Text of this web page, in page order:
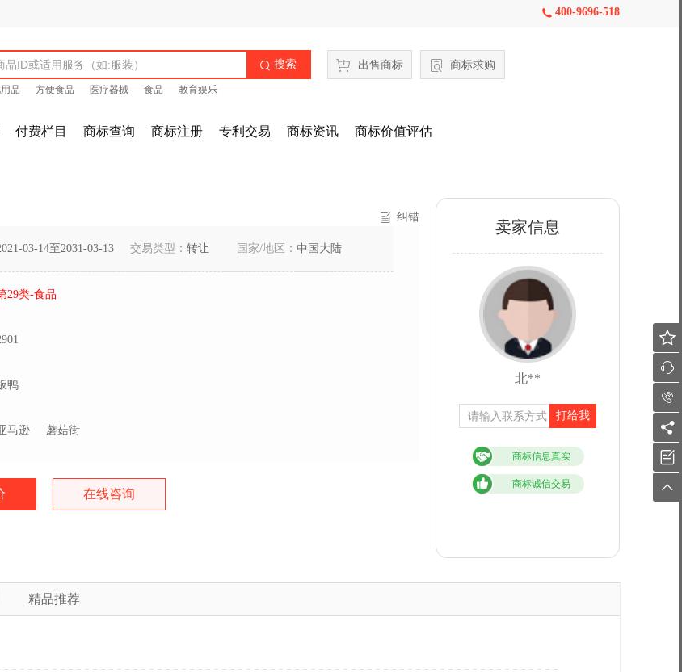
 400-9696-518
 搜索
品 方便食品 医疗器械 食品 教育娱乐
出售商标 商标求购
付费栏目 商标查询 商标注册 专利交易 商标资讯 商标价值评估
纠错
03-14至2031-03-13 交易类型： 转让 国家/地区： 中国大陆
29类-食品
鸭
马逊 蘑菇街
在线咨询
卖家信息
北**
打给我
商标信息真实
商标诚信交易
精品推荐





